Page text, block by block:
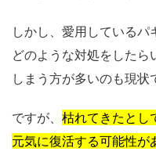
しかし、愛用しているパ
どのような対処をしたら
しまう方が多いのも現状
ですが、 枯れてきたとし
元気に復活する可能性が